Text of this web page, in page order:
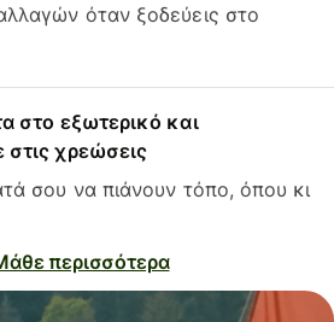
όταν ξοδεύεις στο
στο εξωτερικό και
χρεώσεις
σου να πιάνουν τόπο, όπου κι
περισσότερα